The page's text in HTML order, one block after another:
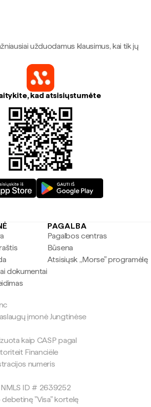
užduodamus klausimus, kai tik jų
kad atsisiųstumėte
dokumentai
PAGALBA
Pagalbos centras
Būsena
Atsisiųsk „Morse" programėlę
įmonė Jungtinėse
kaip CASP pagal
Financiële
numeris
NMLS ID # 2639252
"Visa" kortelę